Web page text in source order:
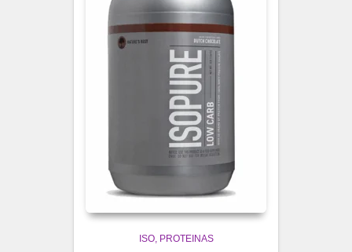
ISO PROTEINAS